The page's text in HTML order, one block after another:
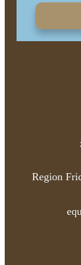
Region